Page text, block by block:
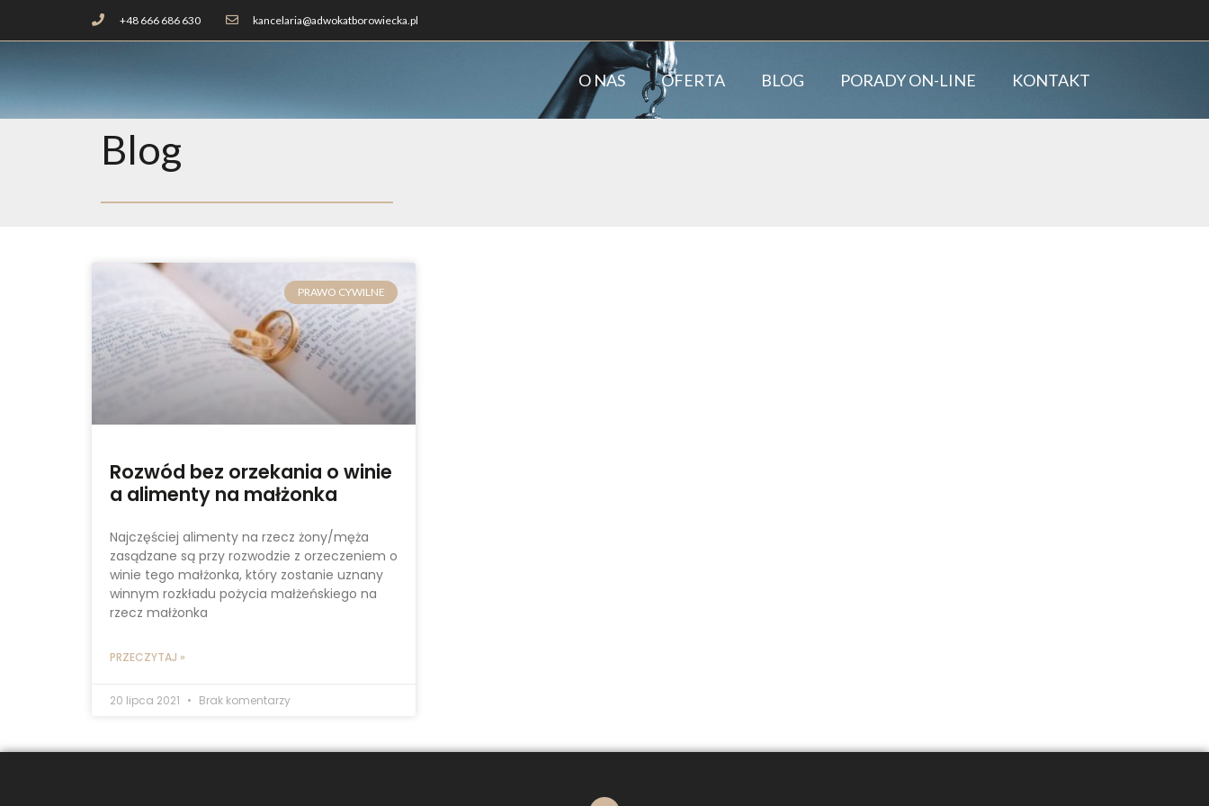
+48 666 686 630 kancelaria@adwokatborowiecka.pl
O NAS OFERTA BLOG PORADY ON-LINE KONTAKT
Blog
PRAWO CYWILNE
Rozwód bez orzekania o winie
a alimenty na małżonka
Najczęściej alimenty na rzecz żony/męża
zasądzane są przy rozwodzie z orzeczeniem o
winie tego małżonka, który zostanie uznany
winnym rozkładu pożycia małżeńskiego na
rzecz małżonka
PRZECZYTAJ »
20 lipca 2021 Brak komentarzy